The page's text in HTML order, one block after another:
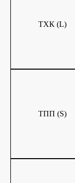
ТХК (L)
ТПП (S)